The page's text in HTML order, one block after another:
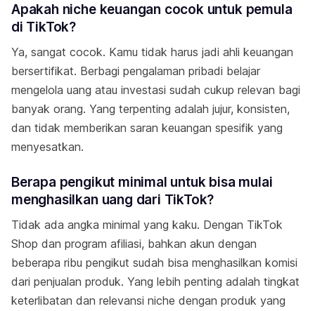
Apakah niche keuangan cocok untuk pemula
di TikTok?
Ya, sangat cocok. Kamu tidak harus jadi ahli keuangan
bersertifikat. Berbagi pengalaman pribadi belajar
mengelola uang atau investasi sudah cukup relevan bagi
banyak orang. Yang terpenting adalah jujur, konsisten,
dan tidak memberikan saran keuangan spesifik yang
menyesatkan.
Berapa pengikut minimal untuk bisa mulai
menghasilkan uang dari TikTok?
Tidak ada angka minimal yang kaku. Dengan TikTok
Shop dan program afiliasi, bahkan akun dengan
beberapa ribu pengikut sudah bisa menghasilkan komisi
dari penjualan produk. Yang lebih penting adalah tingkat
keterlibatan dan relevansi niche dengan produk yang